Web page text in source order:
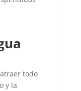
todo
y la